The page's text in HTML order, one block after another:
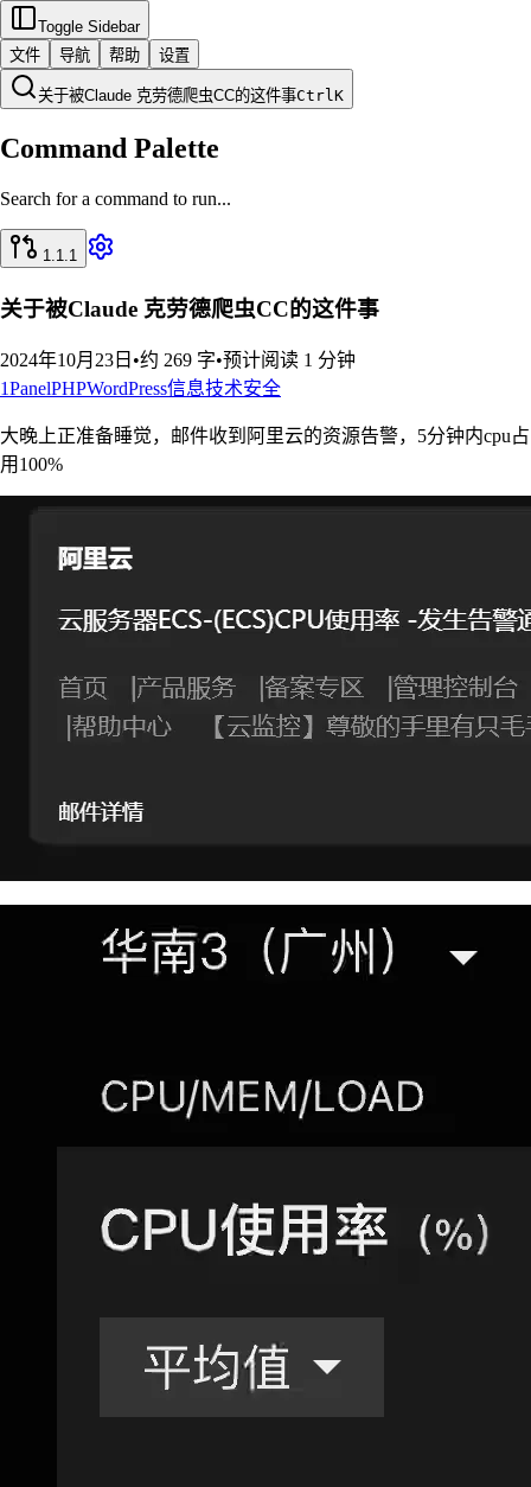
Toggle Sidebar
文件
导航 帮助 设置
关于被Claude 克劳德爬虫CC的这件事CtrlK
Command Palette
Search for a command to run...
1.1.1
关于被Claude 克劳德爬虫CC的这件事
2024年10月23日 •约 269 字•预计阅读 1 分钟
1PanelPHPWordPress信息技术安全
大晚上正准备睡觉，邮件收到阿里云的资源告警，5分钟内cpu占
用100%